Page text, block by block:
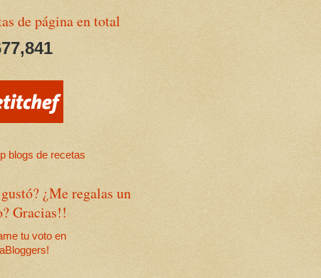
de página en total
¿Me regalas un
Gracias!!